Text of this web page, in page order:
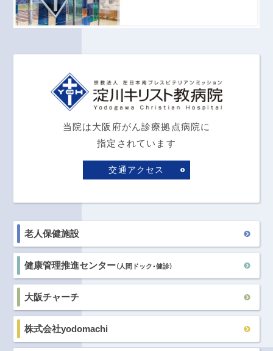
当院は大阪府がん診療拠点病院に
指定されています
交通アクセス
老人保健施設
健康管理推進センター（人間ドック・健診）
大阪チャーチ
株式会社yodomachi